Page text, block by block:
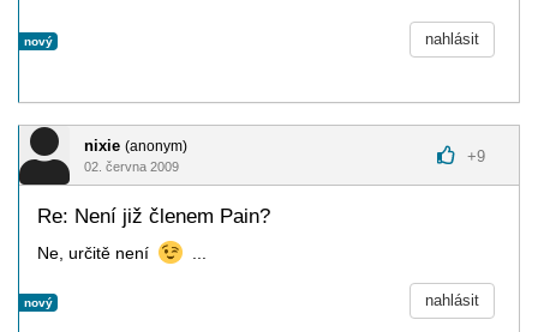
nový nahlásit
nixie (anonym)
02. června 2009
+9
Re: Není již členem Pain?
Ne, určitě není
nový nahlásit